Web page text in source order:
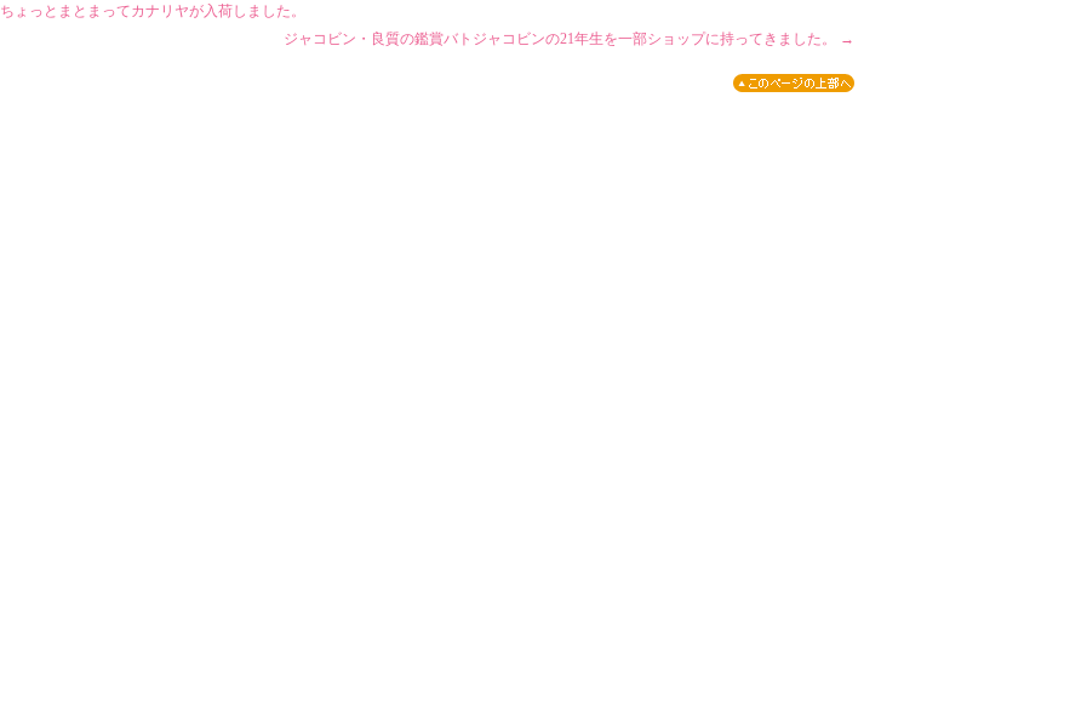
ちょっとまとまってカナリヤが入荷しました。
ジャコビン・良質の鑑賞バトジャコビンの21年生を一部ショップに持ってきました。
→